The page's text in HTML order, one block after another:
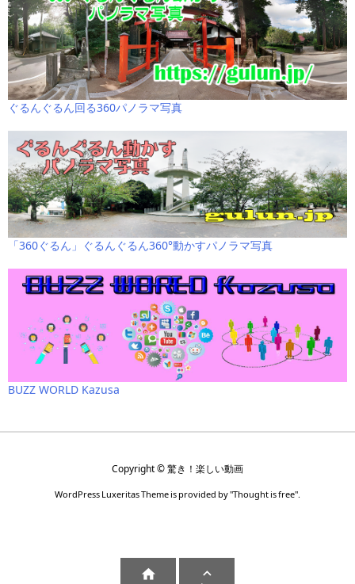
ぐるんぐるん回る360パノラマ写真
「360ぐるん」ぐるんぐるん360°動かすパノラマ写真
BUZZ WORLD Kazusa
Copyright ©驚き！楽しい動画
WordPress Luxeritas Theme is provided by "Thought is free".
 